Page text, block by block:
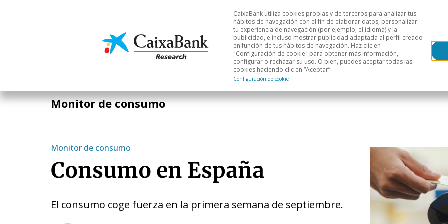
Economía y mercados Análisis sectorial Áreas geográficas
CaixaBank utiliza cookies propias y de terceros para analizar tus
hábitos de navegación con el fin de elaborar datos, personalizar
tu experiencia de navegación (por ejemplo, el idioma) y la
publicidad, e incluso mostrar publicidad adaptada al perfil creado
en función de tus hábitos de navegación. Haz clic en
"Configuración de cookie" para obtener más información,
configurar o rechazar su uso. O bien, puedes aceptar todas las
cookies haciendo clic en “Aceptar”.
Configuración de cookie
Monitor de consumo
Monitor de consumo
Consumo en España
El consumo coge fuerza en la primera semana de septiembre.